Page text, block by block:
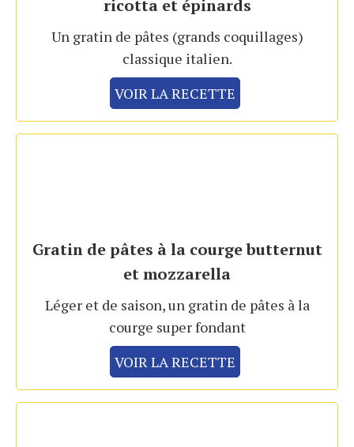
ricotta et épinards
Un gratin de pâtes (grands coquillages)
classique italien.
VOIR LA RECETTE
Gratin de pâtes à la courge butternut
et mozzarella
Léger et de saison, un gratin de pâtes à la
courge super fondant
VOIR LA RECETTE